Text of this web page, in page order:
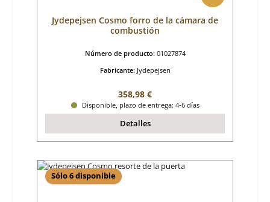
Jydepejsen Cosmo forro de la cámara de
combustión
Número de producto: 01027874
Fabricante: Jydepejsen
Precio normal:
358,98 €
Disponible, plazo de entrega: 4-6 días
Detalles
Sólo 6 disponible